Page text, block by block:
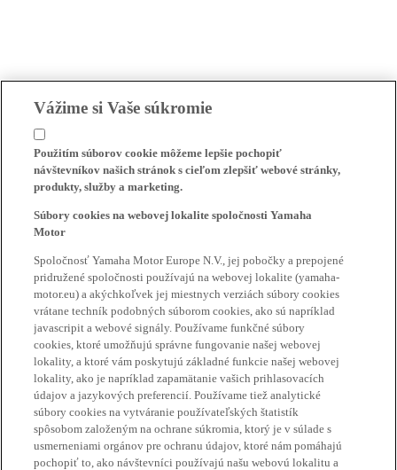
Vážime si Vaše súkromie
Použitím súborov cookie môžeme lepšie pochopiť
návštevníkov našich stránok s cieľom zlepšiť webové stránky,
produkty, služby a marketing.
Súbory cookies na webovej lokalite spoločnosti Yamaha
Motor
Spoločnosť Yamaha Motor Europe N.V., jej pobočky a prepojené
pridružené spoločnosti používajú na webovej lokalite (yamaha-
motor.eu) a akýchkoľvek jej miestnych verziách súbory cookies
vrátane techník podobných súborom cookies, ako sú napríklad
javascripit a webové signály. Používame funkčné súbory
cookies, ktoré umožňujú správne fungovanie našej webovej
lokality, a ktoré vám poskytujú základné funkcie našej webovej
lokality, ako je napríklad zapamätanie vašich prihlasovacích
údajov a jazykových preferencií. Používame tiež analytické
súbory cookies na vytváranie používateľských štatistík
spôsobom založeným na ochrane súkromia, ktorý je v súlade s
usmerneniami orgánov pre ochranu údajov, ktoré nám pomáhajú
pochopiť to, ako návštevníci používajú našu webovú lokalitu a